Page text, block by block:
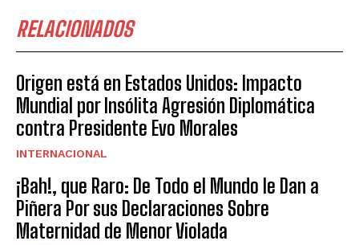
RELACIONADOS
Origen está en Estados Unidos: Impacto
Mundial por Insólita Agresión Diplomática
contra Presidente Evo Morales
INTERNACIONAL
¡Bah!, que Raro: De Todo el Mundo le Dan a
Piñera Por sus Declaraciones Sobre
Maternidad de Menor Violada